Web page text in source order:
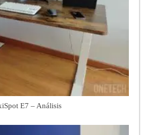
E7 – Análisis